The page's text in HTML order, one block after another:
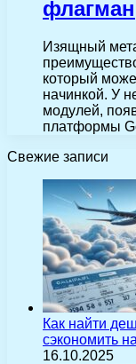
флагман
Изящный
который
начинкой. У
модулей,
платформы
Свежие записи
Как найти
сэкономить
16.10.2025